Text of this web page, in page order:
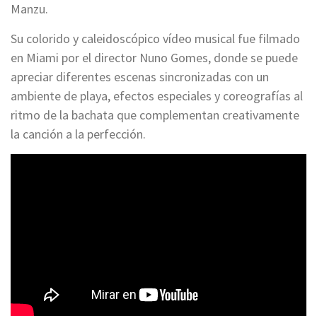
Manzu.
Su colorido y caleidoscópico vídeo musical fue filmado
en Miami por el director Nuno Gomes, donde se puede
apreciar diferentes escenas sincronizadas con un
ambiente de playa, efectos especiales y coreografías al
ritmo de la bachata que complementan creativamente
la canción a la perfección.